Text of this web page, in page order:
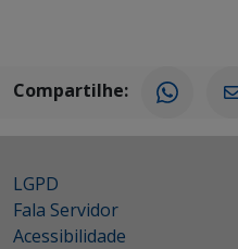
Compartilhe:
LGPD
Fala Servidor
Acessibilidade